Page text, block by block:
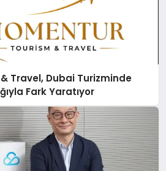
Travel, Dubai Turizminde
Fark Yaratıyor